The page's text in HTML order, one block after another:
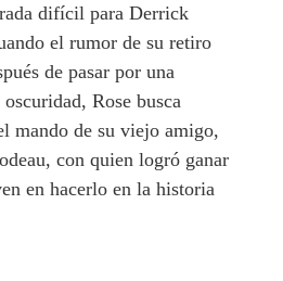
difícil para Derrick
el rumor de su retiro
de pasar por una
Rose busca
mando de su viejo amigo,
con quien logró ganar
en hacerlo en la historia